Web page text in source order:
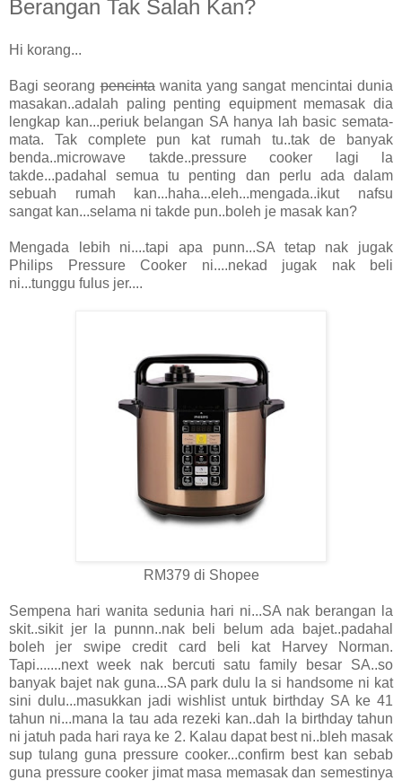
Berangan Tak Salah Kan?
Hi korang...
Bagi seorangpencintawanita yang sangat mencintai dunia
masakan..adalah paling penting equipment memasak dia
lengkap kan...periuk belangan SA hanya lah basic semata-
mata. Tak complete pun kat rumah tu..tak de banyak
benda..microwave takde..pressure cooker lagi la
takde...padahal semua tu penting dan perlu ada dalam
sebuah rumah kan...haha...eleh...mengada..ikut nafsu
sangat kan...selama ni takde pun..boleh je masak kan?
Mengada lebih ni....tapi apa punn...SA tetap nak jugak
Philips Pressure Cooker ni....nekad jugak nak beli
ni...tunggu fulus jer....
RM379 di Shopee
Sempena hari wanita sedunia hari ni...SA nak berangan la
skit..sikit jer la punnn..nak beli belum ada bajet..padahal
boleh jer swipe credit card beli kat Harvey Norman.
Tapi.......next week nak bercuti satu family besar SA..so
banyak bajet nak guna...SA park dulu la si handsome ni kat
sini dulu...masukkan jadi wishlist untuk birthday SA ke 41
tahun ni...mana la tau ada rezeki kan..dah la birthday tahun
ni jatuh pada hari raya ke 2. Kalau dapat best ni..bleh masak
sup tulang guna pressure cooker...confirm best kan sebab
guna pressure cooker jimat masa memasak dan semestinya